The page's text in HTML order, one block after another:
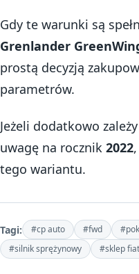
Gdy te warunki są
Grenlander
prostą decyzją
parametrów.
Jeżeli dodatkowo
uwagę na rocznik 2022
tego wariantu.
Tagi: #cp auto #fwd
#silnik sprężynowy
#sklep